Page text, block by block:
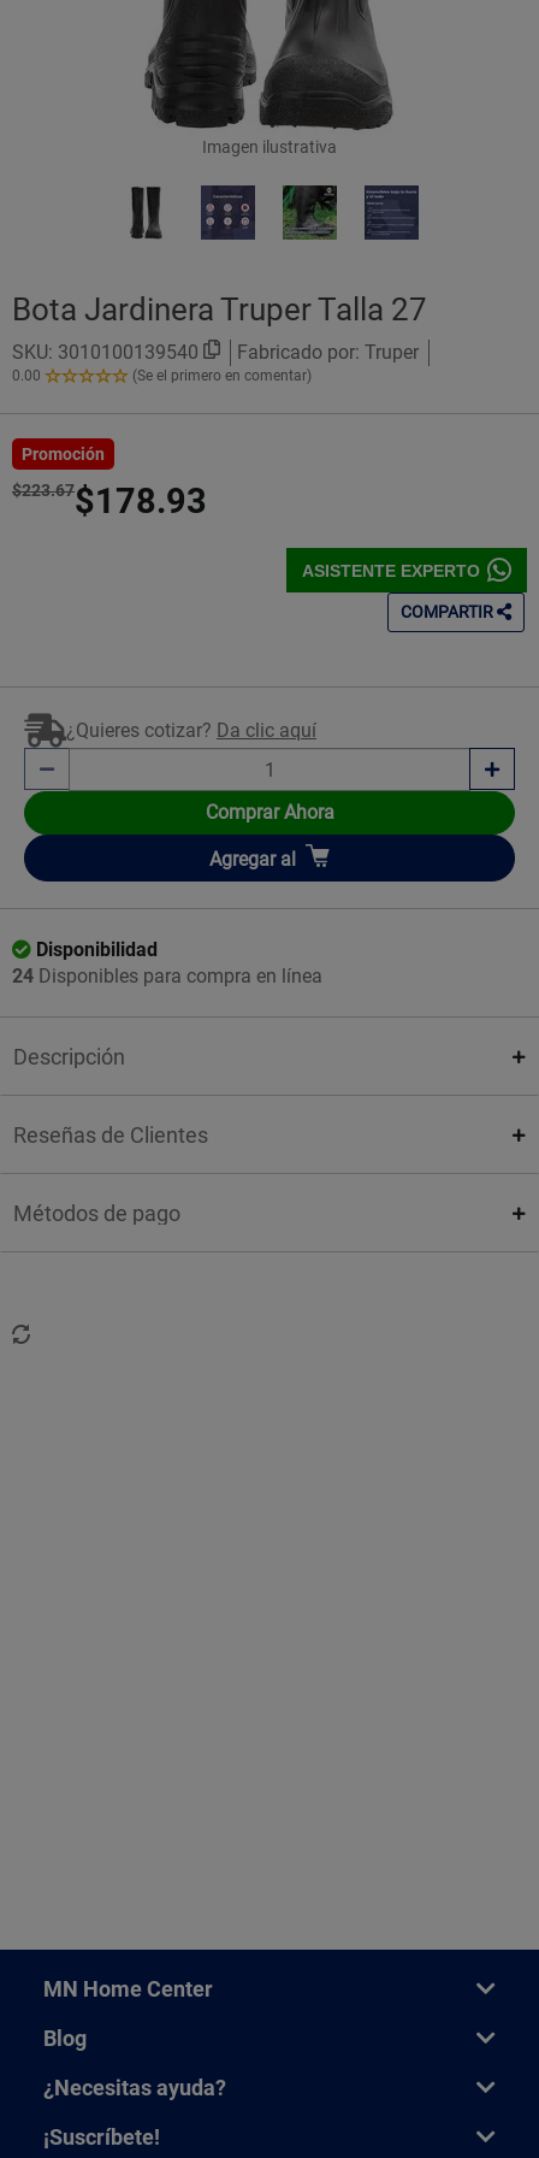
Imagen ilustrativa
Bota Jardinera Truper Talla 27
SKU: 3010100139540 Fabricado por: Truper
0.00
0.00
Estrellas!
(Se el primero en comentar)
Promoción
$223.67$178.93
ASISTENTE EXPERTO
COMPARTIR
¿Quieres cotizar? Da clic aquí
Comprar Ahora
Añadir
Agregar al
Disponibilidad
24 Disponibles para compra en línea
Descripción
Reseñas de Clientes
Métodos de pago
MN Home Center
Blog
¿Necesitas ayuda?
¡Suscríbete!